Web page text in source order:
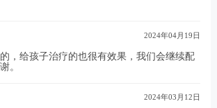
2024年04月19日
，给孩子治疗的也很有效果，我们会继续配
。
2024年03月12日